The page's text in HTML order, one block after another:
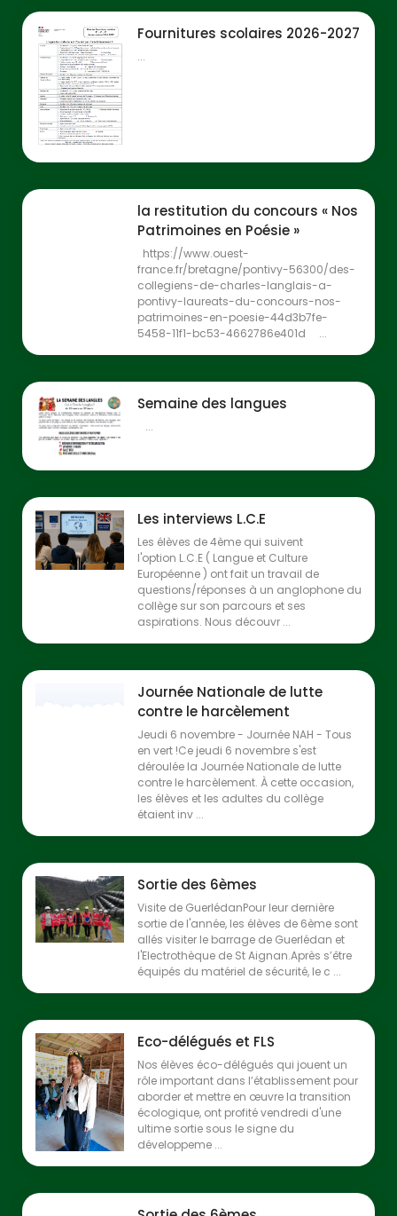
Fournitures scolaires 2026-2027
...
la restitution du concours « Nos
Patrimoines en Poésie »
https://www.ouest-
france.fr/bretagne/pontivy-56300/des-
collegiens-de-charles-langlais-a-
pontivy-laureats-du-concours-nos-
patrimoines-en-poesie-44d3b7fe-
5458-11f1-bc53-4662786e401d ...
Semaine des langues
...
Les interviews L.C.E
Les élèves de 4ème qui suivent
l'option L.C.E ( Langue et Culture
Européenne ) ont fait un travail de
questions/réponses à un anglophone du
collège sur son parcours et ses
aspirations. Nous découvr ...
Journée Nationale de lutte
contre le harcèlement
Jeudi 6 novembre - Journée NAH - Tous
en vert !Ce jeudi 6 novembre s'est
déroulée la Journée Nationale de lutte
contre le harcèlement. À cette occasion,
les élèves et les adultes du collège
étaient inv ...
Sortie des 6èmes
Visite de GuerlédanPour leur dernière
sortie de l'année, les élèves de 6ème sont
allés visiter le barrage de Guerlédan et
l'Electrothèque de St Aignan.Après s’être
équipés du matériel de sécurité, le c ...
Eco-délégués et FLS
Nos élèves éco-délégués qui jouent un
rôle important dans l’établissement pour
aborder et mettre en œuvre la transition
écologique, ont profité vendredi d'une
ultime sortie sous le signe du
développeme ...